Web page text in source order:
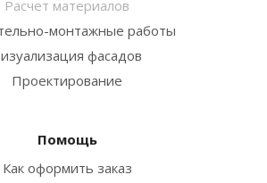
Расчет материалов
монтажные работы
фасадов
Проектирование
Помощь
Как оформить заказ